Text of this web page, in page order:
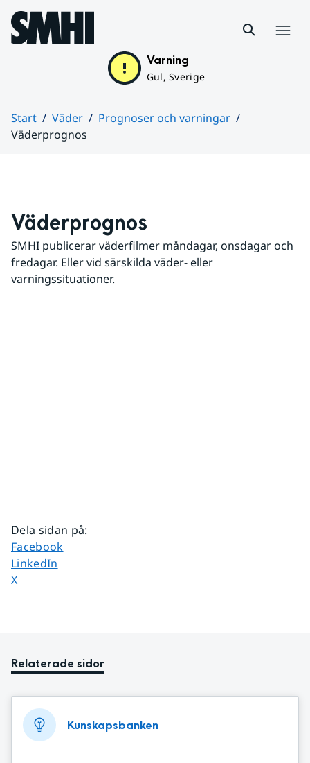
Hoppa till sidans innehåll
Varning
Gul, Sverige
Start Väder
Prognoser och varningar
Väderprognos
Väderprognos
SMHI publicerar väderfilmer måndagar, onsdagar och
fredagar. Eller vid särskilda väder- eller
varningssituationer.
Dela sidan på:
Dela sidan på
Facebook
Dela sidan på
LinkedIn
Dela sidan på
X
Relaterade sidor
Kunskapsbanken